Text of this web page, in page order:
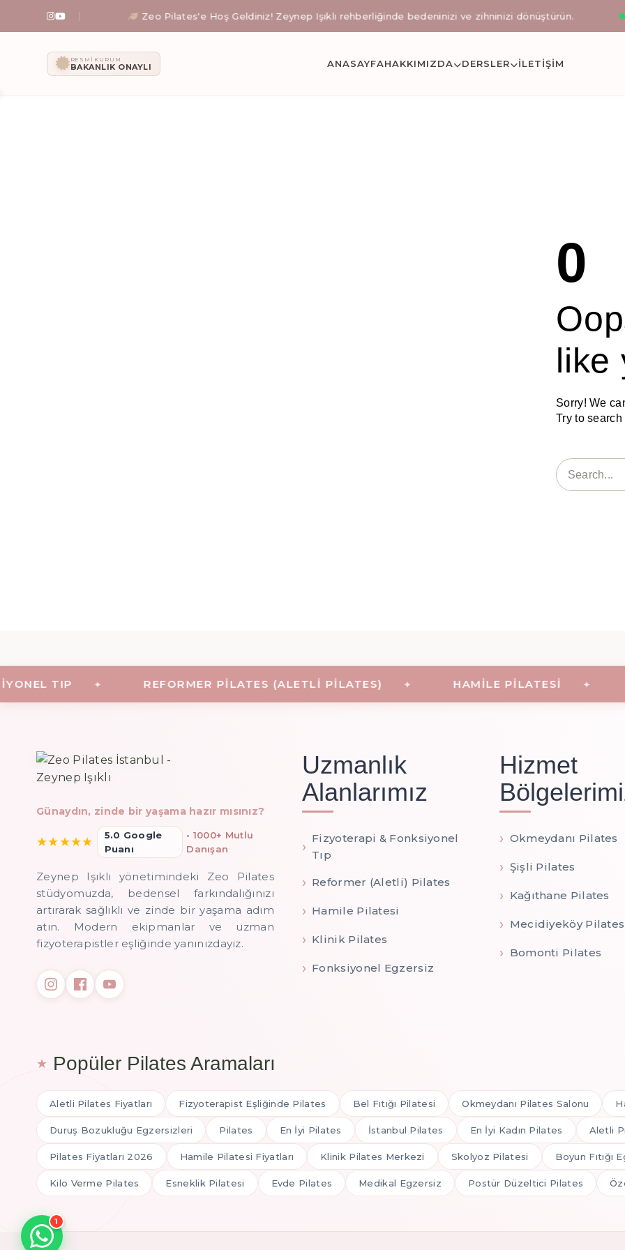
Zeo Pilates: İstanbul
hissedin. Zeo Pilates'e Hoş Geldiniz! Zeynep Işıklı rehberliğinde bedeninizi ve zihninizi dönüştürün. İlk
RESMI KURUM
BAKANLIK ONAYLI ANASAYFAHAKKIMIZDA DERSLER İLETIŞİM
0
like
Sorry! We
Try to
TIP REFORMER PILATES (ALETLI PILATES) HAMILE PILATESI
Günaydın, zinde bir yaşama hazır mısınız?
★★★★★
5.0 Google
Puanı
• 1000+ Mutlu
Danışan
Zeynep Işıklı yönetimindeki Zeo Pilates
stüdyomuzda, bedensel farkındalığınızı
artırarak sağlıklı ve zinde bir yaşama adım
atın. Modern ekipmanlar ve uzman
fizyoterapistler eşliğinde yanınızdayız.
Uzmanlık
Alanlarımız
Fizyoterapi & Fonksiyonel
Tıp
Reformer (Aletli) Pilates
Hamile Pilatesi
Klinik Pilates
Fonksiyonel Egzersiz
Hizmet
Okmeydanı Pilates
Şişli Pilates
Kağıthane Pilates
Mecidiyeköy Pilates
Bomonti Pilates
Popüler Pilates Aramaları
Aletli Pilates Fiyatları Fizyoterapist Eşliğinde Pilates Bel Fıtığı Pilatesi Okmeydanı Pilates Salonu
Duruş Bozukluğu Egzersizleri Pilates En İyi Pilates İstanbul Pilates En İyi Kadın Pilates Aletli
Pilates Fiyatları 2026 Hamile Pilatesi Fiyatları Klinik Pilates Merkezi Skolyoz Pilatesi Boyun Fıtığı
Kilo Verme Pilates Esneklik Pilatesi Evde Pilates Medikal Egzersiz Postür Düzeltici Pilates
1